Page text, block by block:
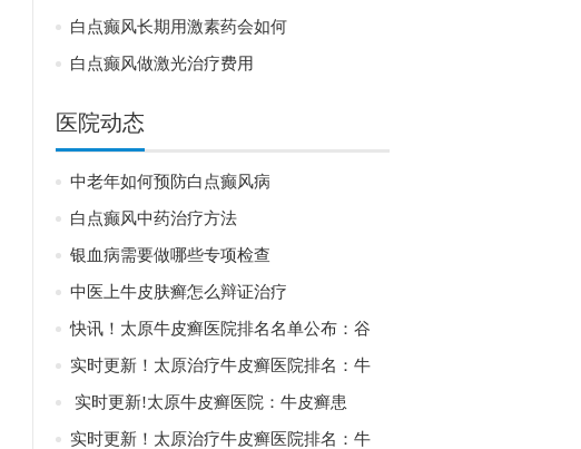
白点癫风长期用激素药会如何
白点癫风做激光治疗费用
医院动态
中老年如何预防白点癫风病
白点癫风中药治疗方法
银血病需要做哪些专项检查
中医上牛皮肤癣怎么辩证治疗
快讯！太原牛皮癣医院排名名单公布：谷
实时更新！太原治疗牛皮癣医院排名：牛
实时更新!太原牛皮癣医院：牛皮癣患
实时更新！太原治疗牛皮癣医院排名：牛